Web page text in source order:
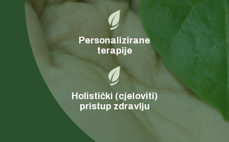
Personalizirane
terapije
Holistički (cjeloviti)
pristup zdravlju